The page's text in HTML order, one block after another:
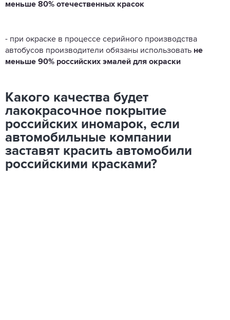
меньше 80% отечественных красок
- при окраске в процессе серийного производства
автобусов производители обязаны использовать не
меньше 90% российских эмалей для окраски
Какого качества будет
лакокрасочное покрытие
российских иномарок, если
автомобильные компании
заставят красить автомобили
российскими красками?